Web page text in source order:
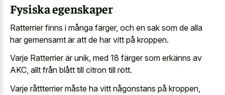
Fysiska egenskaper
Ratterrier finns i många färger, och en sak som de alla
har gemensamt är att de har vitt på kroppen.
Varje Ratterrier är unik, med 18 färger som erkänns av
AKC, allt från blått till citron till rött.
Varje råttterrier måste ha vitt någonstans på kroppen,